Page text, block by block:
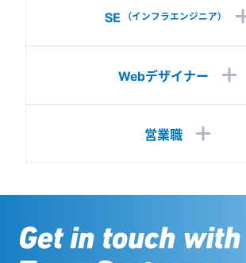
SE （インフラエンジニア）
Webデザイナー
営業職